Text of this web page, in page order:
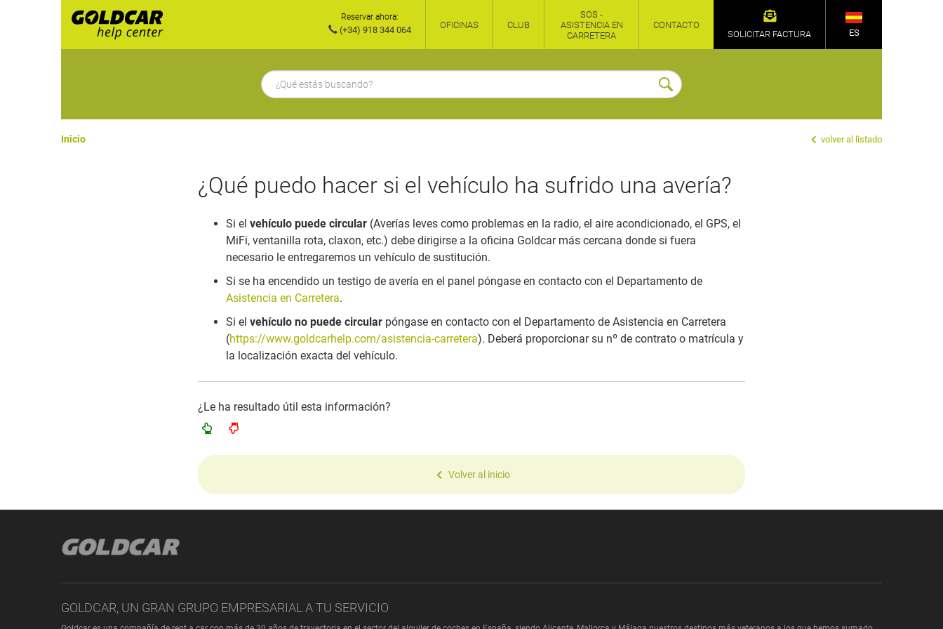
Reservar ahora:
(+34) 918 344 064 OFICINAS CLUB
SOS -
ASISTENCIA EN
CARRETERA
CONTACTO
SOLICITAR FACTURA
ES
Inicio volver al listado
¿Qué puedo hacer si el vehículo ha sufrido una avería?
Si el vehículo puede circular (Averías leves como problemas en la radio, el aire acondicionado, el GPS, el
MiFi, ventanilla rota, claxon, etc.) debe dirigirse a la oficina Goldcar más cercana donde si fuera
necesario le entregaremos un vehículo de sustitución.
Si se ha encendido un testigo de avería en el panel póngase en contacto con el Departamento de
Asistencia en Carretera.
Si el vehículo no puede circular póngase en contacto con el Departamento de Asistencia en Carretera
(https://www.goldcarhelp.com/asistencia-carretera). Deberá proporcionar su nº de contrato o matrícula y
la localización exacta del vehículo.
¿Le ha resultado útil esta información?
Volver al inicio
GOLDCAR, UN GRAN GRUPO EMPRESARIAL A TU SERVICIO